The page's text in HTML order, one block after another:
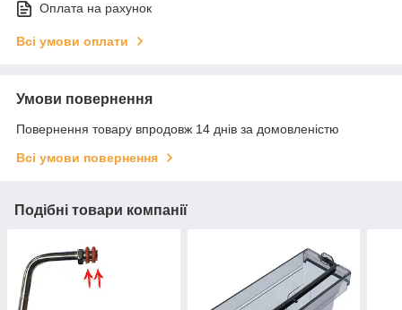
Оплата на рахунок
Всі умови оплати
Умови повернення
Повернення товару впродовж 14 днів за домовленістю
Всі умови повернення
Подібні товари компанії